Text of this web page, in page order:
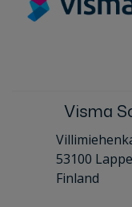
Visma
53100
Finland